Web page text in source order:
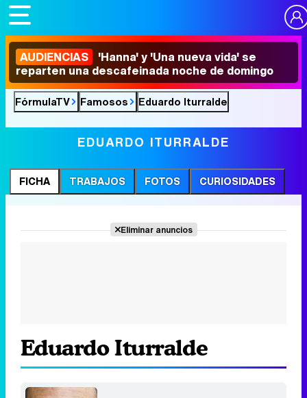
AUDIENCIAS 'Hanna' y 'Una nueva vida' se
reparten una descafeinada noche de domingo
FórmulaTV Famosos Eduardo Iturralde
EDUARDO ITURRALDE
FICHA TRABAJOS FOTOS CURIOSIDADES
Eliminar anuncios
Eduardo Iturralde